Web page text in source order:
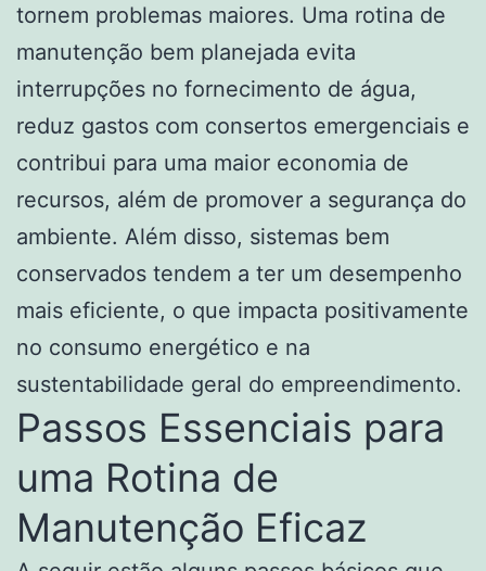
tornem problemas maiores. Uma rotina de
manutenção bem planejada evita
interrupções no fornecimento de água,
reduz gastos com consertos emergenciais e
contribui para uma maior economia de
recursos, além de promover a segurança do
ambiente. Além disso, sistemas bem
conservados tendem a ter um desempenho
mais eficiente, o que impacta positivamente
no consumo energético e na
sustentabilidade geral do empreendimento.
Passos Essenciais para
uma Rotina de
Manutenção Eficaz